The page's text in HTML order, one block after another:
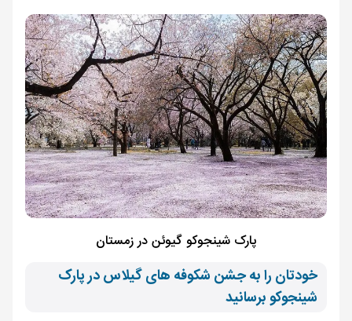
پارک شینجوکو گیوئن در زمستان
خودتان را به جشن شکوفه های گیلاس در پارک
شینجوکو برسانید